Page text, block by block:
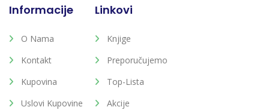
Informacije
O Nama
Kontakt
Kupovina
Uslovi Kupovine
Linkovi
Knjige
Preporučujemo
Top-Lista
Akcije